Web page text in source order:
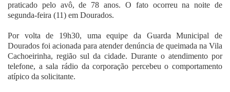
praticado pelo avô, de 78 anos. O fato ocorreu na noite de
segunda-feira (11) em Dourados.
Por volta de 19h30, uma equipe da Guarda Municipal de
Dourados foi acionada para atender denúncia de queimada na Vila
Cachoeirinha, região sul da cidade. Durante o atendimento por
telefone, a sala rádio da corporação percebeu o comportamento
atípico da solicitante.